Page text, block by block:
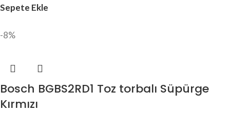
Sepete Ekle
-8%
Bosch BGBS2RD1 Toz torbalı Süpürge
Kırmızı